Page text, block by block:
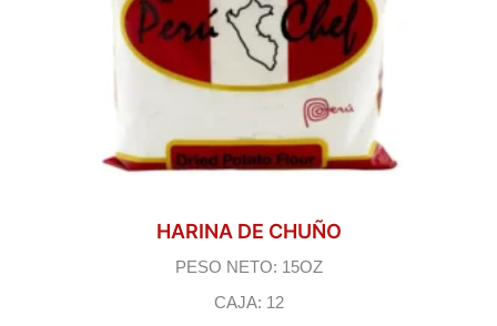
HARINA DE CHUÑO
PESO NETO: 15OZ
CAJA: 12